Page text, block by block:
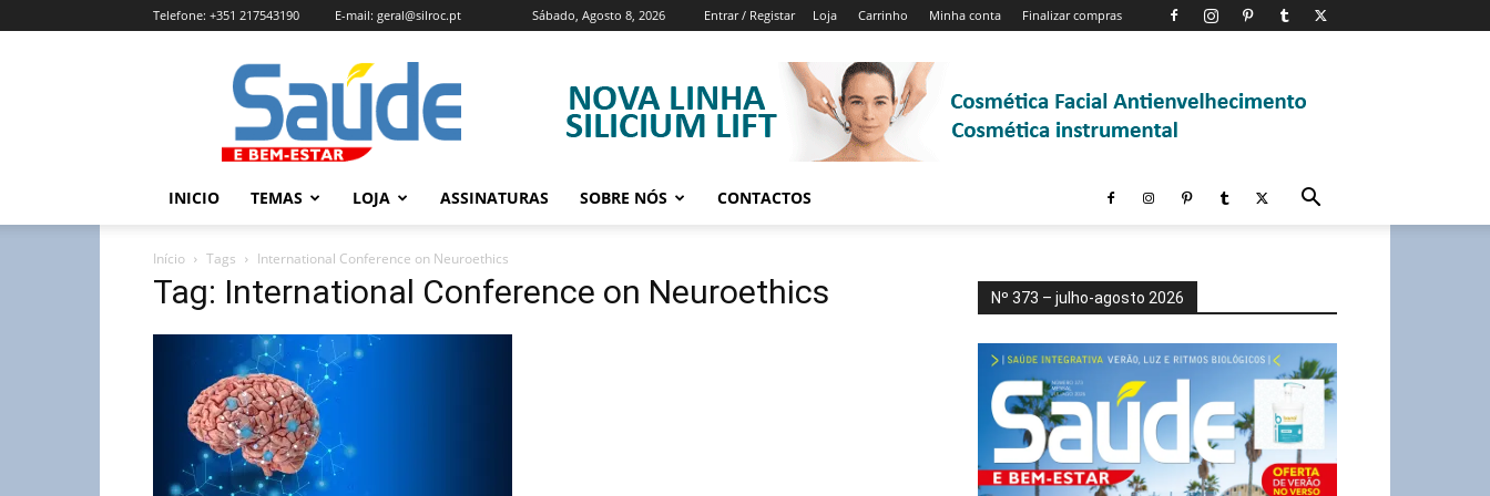
Sábado, Agosto 8, 2026 Entrar / Registar Loja Carrinho Minha conta Finalizar compras
Telefone: +351 217543190 E-mail: geral@silroc.pt
Revista
Saúde
e
Bem
Estar
Edição
INICIO TEMAS LOJA ASSINATURAS SOBRE NÓS CONTACTOS
Início Tags International Conference on Neuroethics
Tag: International Conference on Neuroethics Nº 373 – julho-agosto 2026